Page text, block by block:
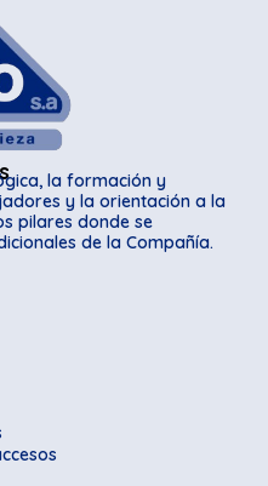
la formación y
y la orientación a la
pilares donde se
de la Compañía.